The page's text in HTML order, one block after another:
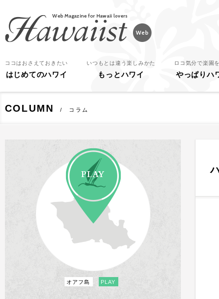
ココはおさえておきたい
はじめてのハワイ
いつもとは違う楽しみかた
もっとハワイ
ロコ気分で楽園
やっぱりハ
COLUMN コラム
PLAY
オアフ島 PLAY